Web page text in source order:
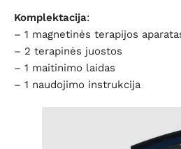
Komplektacija:
– 1 magnetinės terapijos
– 2 terapinės juostos
– 1 maitinimo laidas
– 1 naudojimo instrukcija